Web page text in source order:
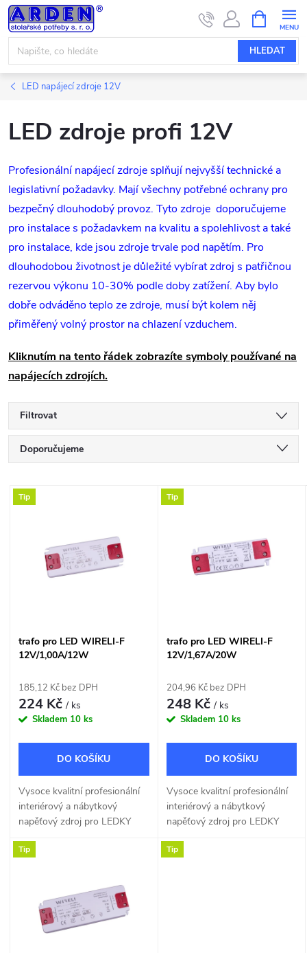
Přejít
na
obsah
HLEDAT
NÁKUPNÍ
KOŠÍK
LED napájecí zdroje 12V
LED zdroje profi 12V
Profesionální napájecí zdroje splňují nejvyšší technické a
legislativní požadavky. Mají všechny potřebné ochrany pro
bezpečný dlouhodobý provoz. Tyto zdroje doporučujeme
pro instalace s požadavkem na kvalitu a spolehlivost a také
pro instalace, kde jsou zdroje trvale pod napětím. Pro
dlouhodobou životnost je důležité vybírat zdroj s patřičnou
rezervou výkonu 10-30% podle doby zatížení. Aby bylo
dobře odváděno teplo ze zdroje, musí být kolem něj
přiměřený volný prostor na chlazení vzduchem.
Kliknutím na tento řádek zobrazíte symboly používané na
napájecích zdrojích.
Filtrovat
Ř
a
p
o
u
k
t
Doporučujeme
Nejdražší
Abecedně
V
s
o
d
u
k
Tip
trafo pro LED WIRELI-F
12V/1,00A/12W
185,12 Kč bez DPH
224 Kč/ ks
Skladem 10 ks
DO KOŠÍKU
Vysoce kvalitní profesionální
interiérový a nábytkový
napěťový zdroj pro LEDKY
montáž na normálně hořlavé
Tip
trafo pro LED WIRELI-F
12V/1,67A/20W
204,96 Kč bez DPH
248 Kč/ ks
Skladem 10 ks
DO KOŠÍKU
Vysoce kvalitní profesionální
interiérový a nábytkový
napěťový zdroj pro LEDKY
montáž na normálně hořlavé
Tip Tip